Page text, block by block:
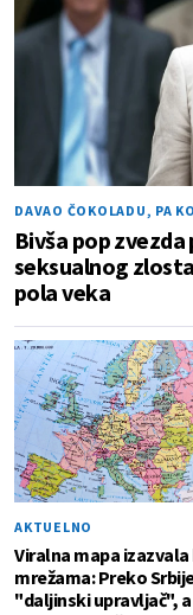
DAVAO ČOKOLADU, PA
Bivša pop
seksualnog
pola veka
AKTUELNO
Viralna mapa izazvala
mrežama: Preko
"daljinski upravljač",